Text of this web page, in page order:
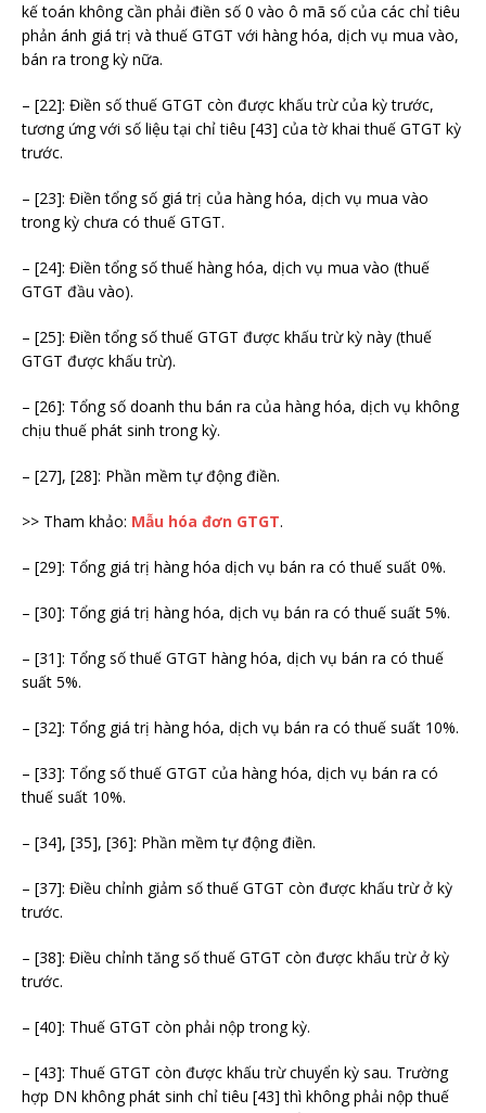
kế toán không cần phải điền số 0 vào ô mã số của các chỉ tiêu
phản ánh giá trị và thuế GTGT với hàng hóa, dịch vụ mua vào,
bán ra trong kỳ nữa.
– [22]: Điền số thuế GTGT còn được khấu trừ của kỳ trước,
tương ứng với số liệu tại chỉ tiêu [43] của tờ khai thuế GTGT kỳ
trước.
– [23]: Điền tổng số giá trị của hàng hóa, dịch vụ mua vào
trong kỳ chưa có thuế GTGT.
– [24]: Điền tổng số thuế hàng hóa, dịch vụ mua vào (thuế
GTGT đầu vào).
– [25]: Điền tổng số thuế GTGT được khấu trừ kỳ này (thuế
GTGT được khấu trừ).
– [26]: Tổng số doanh thu bán ra của hàng hóa, dịch vụ không
chịu thuế phát sinh trong kỳ.
– [27], [28]: Phần mềm tự động điền.
>> Tham khảo: Mẫu hóa đơn GTGT.
– [29]: Tổng giá trị hàng hóa dịch vụ bán ra có thuế suất 0%.
– [30]: Tổng giá trị hàng hóa, dịch vụ bán ra có thuế suất 5%.
– [31]: Tổng số thuế GTGT hàng hóa, dịch vụ bán ra có thuế
suất 5%.
– [32]: Tổng giá trị hàng hóa, dịch vụ bán ra có thuế suất 10%.
– [33]: Tổng số thuế GTGT của hàng hóa, dịch vụ bán ra có
thuế suất 10%.
– [34], [35], [36]: Phần mềm tự động điền.
– [37]: Điều chỉnh giảm số thuế GTGT còn được khấu trừ ở kỳ
trước.
– [38]: Điều chỉnh tăng số thuế GTGT còn được khấu trừ ở kỳ
trước.
– [40]: Thuế GTGT còn phải nộp trong kỳ.
– [43]: Thuế GTGT còn được khấu trừ chuyển kỳ sau. Trường
hợp DN không phát sinh chỉ tiêu [43] thì không phải nộp thuế